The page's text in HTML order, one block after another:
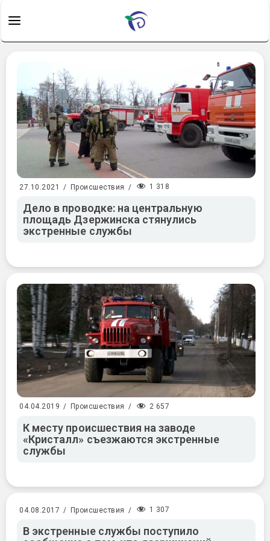
27.10.2021 / Происшествия / 1 318
Дело в проводке: на центральную
площадь Дзержинска стянулись
экстренные службы
04.04.2019 / Происшествия / 2 657
К месту происшествия на заводе
«Кристалл» съезжаются экстренные
службы
04.08.2017 / Происшествия / 1 307
В экстренные службы поступило